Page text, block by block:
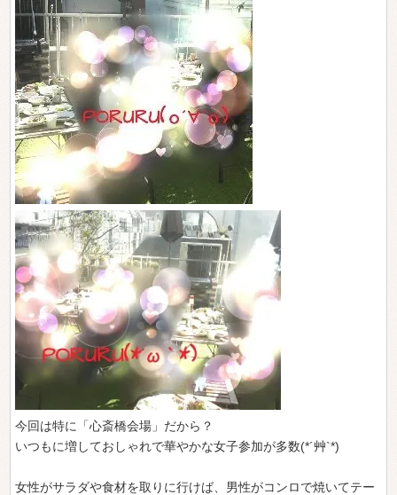
今回は特に「心斎橋会場」だから？
いつもに増しておしゃれで華やかな女子参加が多数(*´艸`*)
女性がサラダや食材を取りに行けば、男性がコンロで焼いてテー